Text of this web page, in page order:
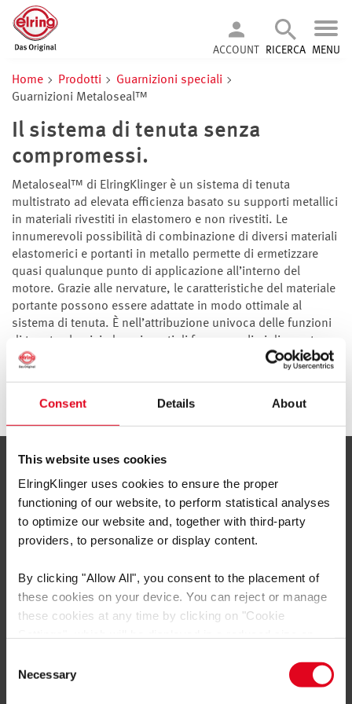
Consent Details About
This website uses cookies
ElringKlinger uses cookies to ensure the proper
functioning of our website, to perform statistical analyses
to optimize our website and, together with third-party
providers, to personalize or display content.
By clicking "Allow All", you consent to the placement of
these cookies on your device. You can reject or manage
these cookies at any time by clicking on "Cookie
Depending on the cookie preferences you choose, the full
functionality or personalized user experience of this
Selection
Necessary
ACCOUNT RICERCA MENU
Home Prodotti
Guarnizioni speciali
Guarnizioni Metaloseal™
Il sistema di tenuta senza
compromessi.
Metaloseal™ di ElringKlinger è un sistema di tenuta
multistrato ad elevata efficienza basato su supporti metallici
in materiali rivestiti in elastomero e non rivestiti. Le
innumerevoli possibilità di combinazione di diversi materiali
elastomerici e portanti in metallo permette di ermetizzare
quasi qualunque punto di applicazione all’interno del
motore. Grazie alle nervature, le caratteristiche del materiale
portante possono essere adattate in modo ottimale al
sistema di tenuta. È nell’attribuzione univoca delle funzioni
di tenuta che risiedono i punti di forza peculiari di questo
sistema di tenuta multifunzionale.
Servizio e informazioni
CONTATTO
ElringKlinger AG
Max-Eyth-Straße 2
72581 Dettingen/Erms
Tel: +497123724799
E-Mail: service@elring.com